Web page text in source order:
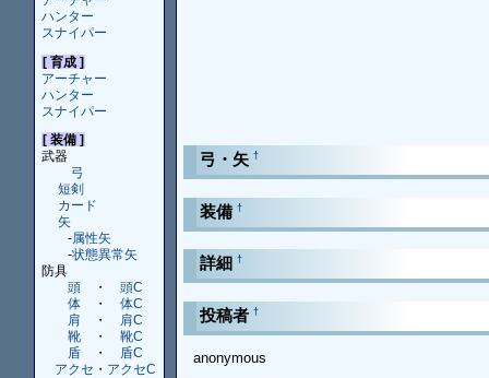
ハンター
スナイパー
[ 育成 ]
アーチャー
ハンター
スナイパー
[ 装備 ]
武器
弓
短剣
カード
矢
-属性矢
-状態異常矢
防具
頭
・
頭C
体
・
体C
肩
・
肩C
靴
・
靴C
盾
・
盾C
アクセ ・ アクセC
弓・矢 †
装備 †
詳細 †
投稿者 †
anonymous